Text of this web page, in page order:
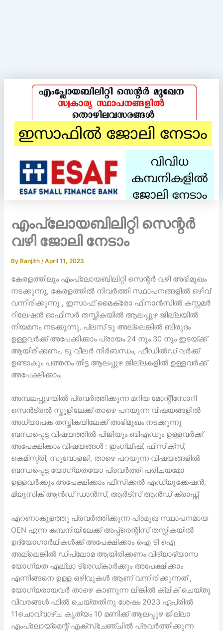
എംപ്ലോയബിലിറ്റി സെന്റർ
വഴി ജോലി നേടാം
By Ranjith/April 11, 2023
കേരളത്തിലും എംപ്ലോയബിലിറ്റി സെന്റർ വഴി അഭിമുഖം
നടക്കുന്നു, കേരളത്തിൽ നിവർത്തി സ്ഥാപനങ്ങളിൽ ഒഴിവ്
വന്നിരിക്കുന്നു , ഇസാഫ് മൈക്രോ ഫിനാൻസിൽ കസ്റ്റമർ
റിലേഷൻ ഓഫീസർ തസ്തികയിൽ ആലപ്പുഴ ജില്ലയിൽ
നിയമനം നടക്കുന്നു, പ്ലസ് ടു അല്ലെങ്കിൽ ബിരുദം
ഉള്ളവർക്ക് അപേക്കിക്കാം പ്രായം 24 നും 30 നും ഇടയ്ക്ക്
ആയിരിക്കണം, ടു വീലർ നിർബന്ധം, ഫീഡിൽഡ് വർക്ക്‌
ഉണ്ടാകും പത്തനം തിട്ട ആലപ്പുഴ ജില്ലകളിൽ ഉള്ളവർക്ക്
അപേക്ഷിക്കാം.
അമ്പലപ്പുഴയിൽ പ്രവർത്തിക്കുന്ന മറിയ മോന്റീസോറി
സെൻട്രൽ സ്കൂളിലേക്ക് താഴെ പറയുന്ന വിഷയങ്ങളിൽ
അധ്യാപക തസ്തികയിലേക്ക് അഭിമുഖം നടക്കുന്നു
ബന്ധപ്പെട്ട വിഷയത്തിൽ പിജിയും ബിഎഡും ഉള്ളവർക്ക്
അപേക്ഷിക്കാം വിഷയങ്ങൾ : ഇംഗ്ലീഷ്, ഫിസിക്സ്‌,
കെമിസ്ട്രി, സുവോളജി, താഴെ പറയുന്ന വിഷയങ്ങളിൽ
ബന്ധപ്പെട്ട യോഗ്യതയോ പ്രവർത്തി പരിചയമോ
ഉള്ളവർക്കും അപേക്ഷിക്കാം ഫീസിക്കൽ എഡ്യൂക്കേഷൻ,
മ്യൂസിക് ആൻഡ് ഡാൻസ്, ആർട്സ് ആൻഡ് ക്രാഫ്റ്റ്
എറണാകുളത്തു പ്രവർത്തിക്കുന്ന പ്രമുഖ സ്ഥാപനമായ
OEN എന്ന കമ്പനിയിലേക്ക് അപ്പ്രെന്റിസ് തസ്തികയിൽ
ഉദ്യോഗാർഥികൾക്ക് അപേക്ഷിക്കാം ഐ ടി ഐ
അല്ലെങ്കിൽ ഡിപ്ലോമ ആയിരിക്കണം വിദ്യാഭ്യാസ
യോഗ്യത എല്ലാ ട്രേഡ്കാർക്കും അപേക്ഷിക്കാം
എന്നിങ്ങനെ ഉള്ള ഒഴിവുകൾ ആണ് വന്നിരിക്കുന്നത്‌ ,
യോഗ്യരായവർ താഴെ കാണുന്ന ലിങ്കിൽ ക്ലിക് ചെയ്തു
വിവരങ്ങൾ ഫിൽ ചെയ്തതിനു ശേഷം 2023 ഏപ്രിൽ
11ചൊവ്വാഴ്ച കൃത്യം 10 മണിക്ക് ആലപ്പുഴ ജില്ലാ
എംപ്ലോയ്മെന്റ് എക്സ്ചേഞ്ചിൽ പ്രവർത്തിക്കുന്ന